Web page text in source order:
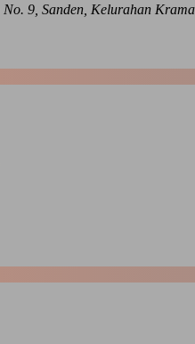
9, Sanden, Kelurahan